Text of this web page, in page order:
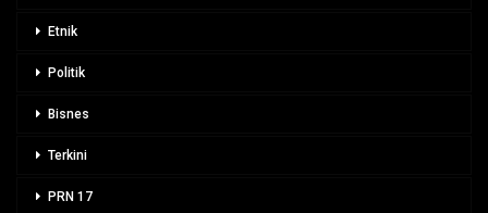
Etnik
Politik
Bisnes
Terkini
PRN 17